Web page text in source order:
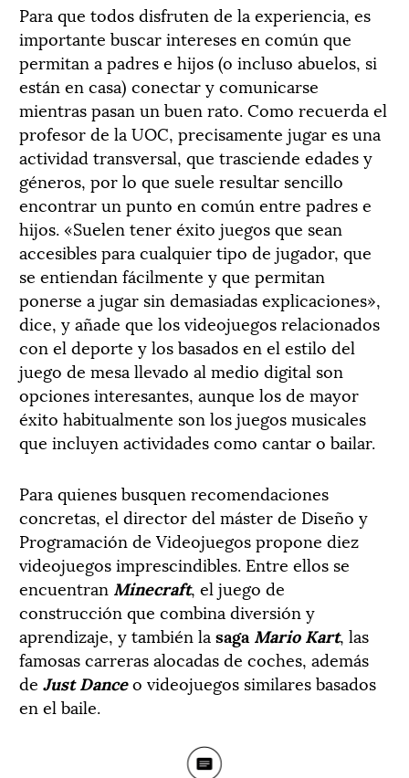
Para que todos disfruten de la experiencia, es
importante buscar intereses en común que
permitan a padres e hijos (o incluso abuelos, si
están en casa) conectar y comunicarse
mientras pasan un buen rato. Como recuerda el
profesor de la UOC, precisamente jugar es una
actividad transversal, que trasciende edades y
géneros, por lo que suele resultar sencillo
encontrar un punto en común entre padres e
hijos. «Suelen tener éxito juegos que sean
accesibles para cualquier tipo de jugador, que
se entiendan fácilmente y que permitan
ponerse a jugar sin demasiadas explicaciones»,
dice, y añade que los videojuegos relacionados
con el deporte y los basados en el estilo del
juego de mesa llevado al medio digital son
opciones interesantes, aunque los de mayor
éxito habitualmente son los juegos musicales
que incluyen actividades como cantar o bailar.
Para quienes busquen recomendaciones
concretas, el director del máster de Diseño y
Programación de Videojuegos propone diez
videojuegos imprescindibles. Entre ellos se
encuentran Minecraft, el juego de
construcción que combina diversión y
aprendizaje, y también la saga Mario Kart, las
famosas carreras alocadas de coches, además
de Just Danceo videojuegos similares basados
en el baile.